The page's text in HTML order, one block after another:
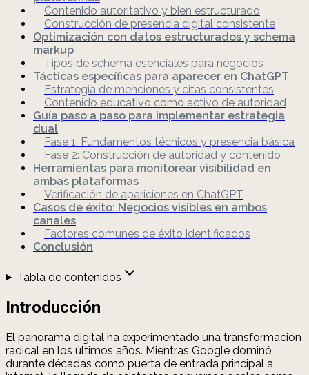
Contenido autoritativo y bien estructurado
Construcción de presencia digital consistente
Optimización con datos estructurados y schema
markup
Tipos de schema esenciales para negocios
Tácticas específicas para aparecer en ChatGPT
Estrategia de menciones y citas consistentes
Contenido educativo como activo de autoridad
Guía paso a paso para implementar estrategia
dual
Fase 1: Fundamentos técnicos y presencia básica
Fase 2: Construcción de autoridad y contenido
Herramientas para monitorear visibilidad en
ambas plataformas
Verificación de apariciones en ChatGPT
Casos de éxito: Negocios visibles en ambos
canales
Factores comunes de éxito identificados
Conclusión
Tabla de contenidos
Introducción
El panorama digital ha experimentado una transformación
radical en los últimos años. Mientras Google dominó
durante décadas como puerta de entrada principal a